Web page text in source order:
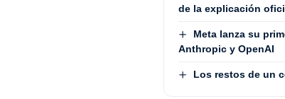
de la explicación
Meta lanza su
Anthropic y OpenAI
Los restos de un